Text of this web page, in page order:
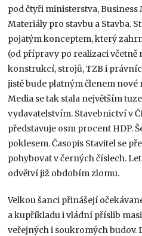
pod čtyři ministerstva, Business
Materiály pro stavbu a Stavba.
pojatým konceptem, který
(od přípravy po realizaci
konstrukcí, strojů, TZB i
jistě bude platným členem nové
Media se tak stala největším
vydavatelstvím. Stavebnictví v
představuje osm procent HDP.
poklesem. Časopis Stavitel se
pohybovat v černých číslech.
odvětví již obdobím zlomu.
Velkou šanci přinášejí
a kupříkladu i vládní příslib
veřejných i soukromých budov.